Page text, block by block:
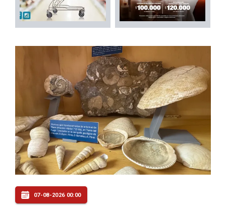
07-08-2026 00:00